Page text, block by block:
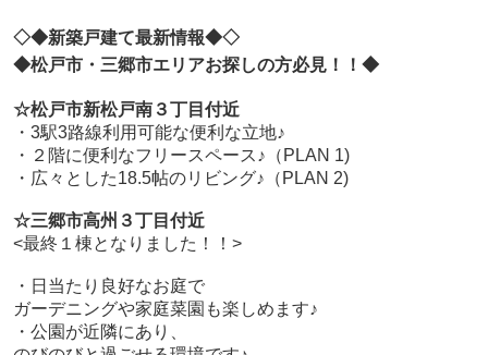
◇◆新築戸建て最新情報◆◇
◆松戸市・三郷市エリアお探しの方必見！！◆
☆松戸市新松戸南３丁目付近
・3駅3路線利用可能な便利な立地♪
・２階に便利なフリースペース♪（PLAN 1)
・広々とした18.5帖のリビング♪（PLAN 2)
☆三郷市高州３丁目付近
<最終１棟となりました！！>
・日当たり良好なお庭で
ガーデニングや家庭菜園も楽しめます♪
・公園が近隣にあり、